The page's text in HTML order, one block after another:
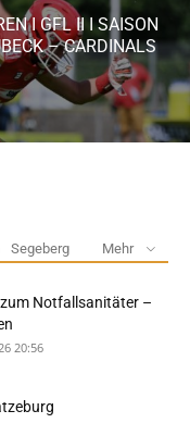
I GFL II I SAISON
– CARDINALS
Segeberg Mehr
Notfallsanitäter –
20:56